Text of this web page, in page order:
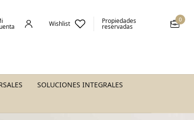
Wishlist Propiedades
reservadas
0
SOLUCIONES INTEGRALES